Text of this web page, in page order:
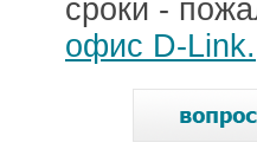
сроки -
офис D-Link.